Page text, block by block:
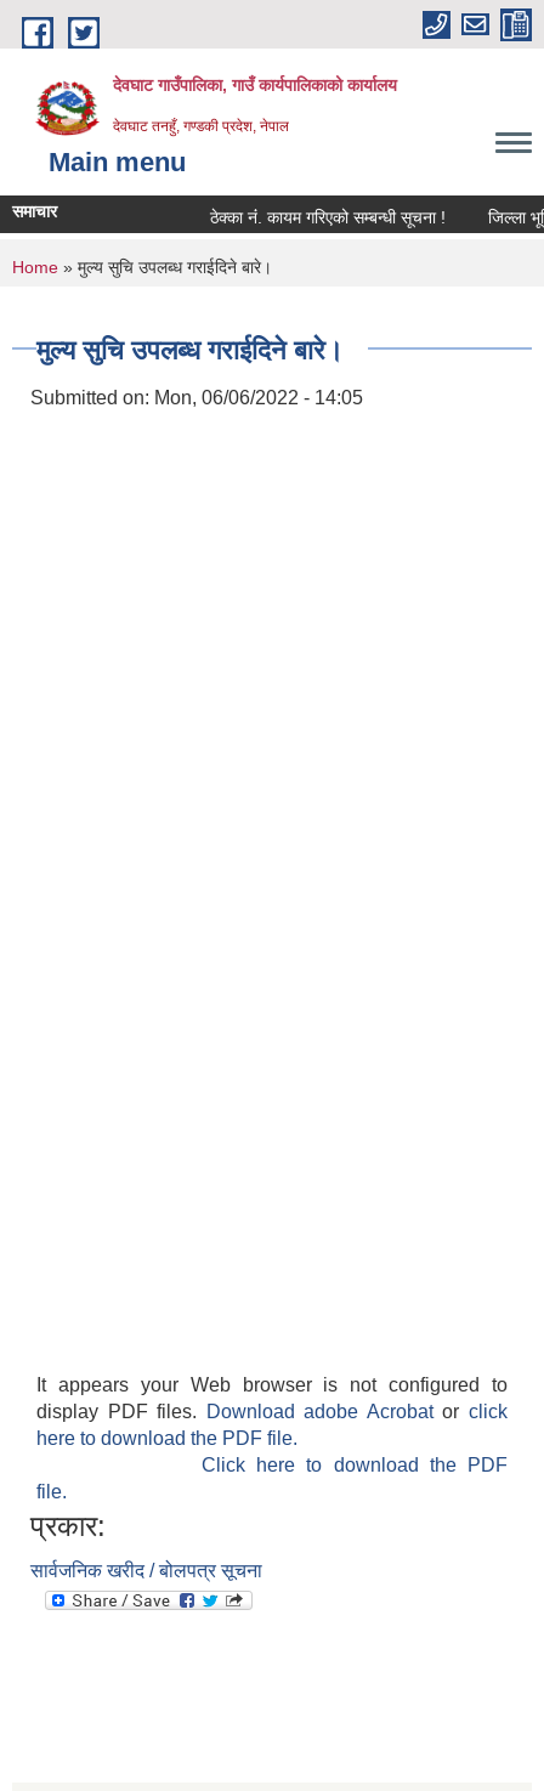
Skip to main content
देवघाट गाउँपालिका, गाउँ कार्यपालिकाको कार्यालय
देवघाट तनहुँ, गण्डकी प्रदेश, नेपाल
Main menu
समाचार ठेक्का नंं. कायम गरिएको सम्बन्धी सूचना ! जिल्ला
You are here
Home » मुल्य सुचि उपलब्ध गराईदिने बारे।
मुल्य सुचि उपलब्ध गराईदिने बारे।
Submitted on: Mon, 06/06/2022 - 14:05
It appears your Web browser is not configured to
display PDF files.
Download adobe Acrobatorclick
here to download the PDF file.
Click here to download the PDF
file.
प्रकार:
सार्वजनिक खरीद / बोलपत्र सूचना